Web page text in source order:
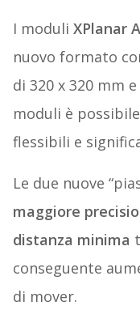
I moduli XPlanar
nuovo formato
di 320 x 320 mm
moduli è
flessibili e
Le due nuove
maggiore
distanza minima
conseguente
di mover.